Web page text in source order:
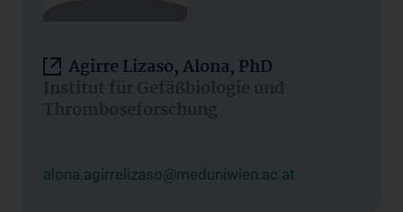
Agirre Lizaso, Alona, PhD
Institut für Gefäßbiologie und
Thromboseforschung
alona.agirrelizaso@meduniwien.ac.at